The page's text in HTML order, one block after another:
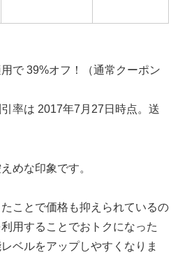
で 39%オフ！（通常クーポン
率は 2017年7月27日時点。送
めな印象です。
ことで価格も抑えられているの
用することでおトクになった
ベルをアップしやすくなりま